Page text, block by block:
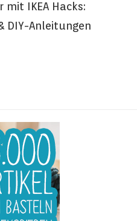
IKEA Hacks:
DIY-Anleitungen